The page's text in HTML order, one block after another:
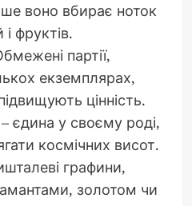
воно вбирає ноток
фруктів.
партії,
екземплярах,
цінність.
єдина у своєму роді,
космічних висот.
графини,
золотом чи